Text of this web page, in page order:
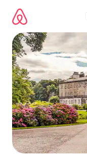
directement
contenu